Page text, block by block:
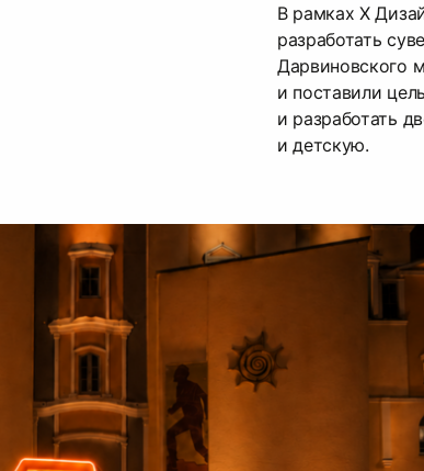
В рамках X
разработать
Дарвиновского
и поставили
и разработать
и детскую.